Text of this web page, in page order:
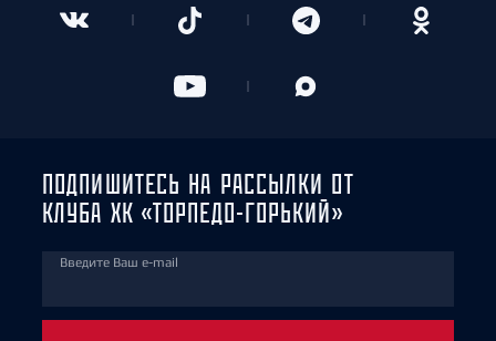
ПОДПИШИТЕСЬ НА РАССЫЛКИ ОТ
КЛУБА ХК «ТОРПЕДО-ГОРЬКИЙ»
Введите Ваш e-mail